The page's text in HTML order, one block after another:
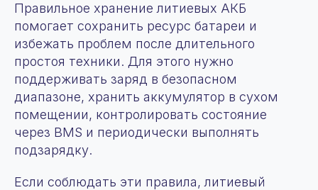
Правильное хранение литиевых АКБ
помогает сохранить ресурс батареи и
избежать проблем после длительного
простоя техники. Для этого нужно
поддерживать заряд в безопасном
диапазоне, хранить аккумулятор в сухом
помещении, контролировать состояние
через BMS и периодически выполнять
подзарядку.
Если соблюдать эти правила, литиевый
Все права защищены. Любое копирование
Отчет о проведении
специальной оценки условий
труда
Политика конфиденциальности